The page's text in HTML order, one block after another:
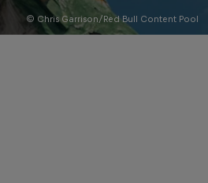
© Chris Garrison/Red Bull Content Pool